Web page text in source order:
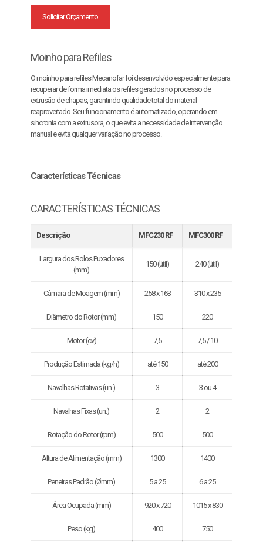
Solicitar Orçamento
Moinho para Refiles
O moinho para refiles Mecanofar foi desenvolvido especialmente para
recuperar de forma imediata os refiles gerados no processo de
extrusão de chapas, garantindo qualidade total do material
reaproveitado. Seu funcionamento é automatizado, operando em
sincronia com a extrusora, o que evita a necessidade de intervenção
manual e evita qualquer variação no processo.
Características Técnicas
CARACTERÍSTICAS TÉCNICAS
Descrição MFC230 RF MFC300 RF
Largura dos Rolos Puxadores
(mm)
150 (útil) 240 (útil)
Câmara de Moagem (mm) 258 x 163 310 x 235
Diâmetro do Rotor (mm) 150 220
Motor (cv) 7,5 7,5 / 10
Produção Estimada (kg/h) até 150 até 200
Navalhas Rotativas (un.) 3 3 ou 4
Navalhas Fixas (un.) 2 2
Rotação do Rotor (rpm) 500 500
Altura de Alimentação (mm) 1300 1400
Peneiras Padrão (Ømm) 5 a 25 6 a 25
Área Ocupada (mm) 920 x 720 1015 x 830
Peso (kg) 400 750